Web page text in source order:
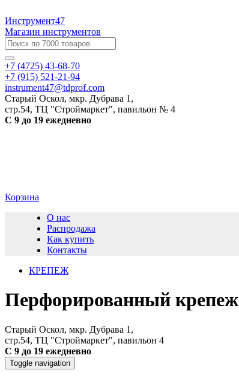
Инструмент47
Магазин инструментов
+7 (4725) 43-68-70
+7 (915) 521-21-94
instrument47@tdprof.com
Старый Оскол, мкр. Дубрава 1,
стр.54, ТЦ "Строймаркет", павильон № 4
С 9 до 19 ежедневно
Корзина
О нас
Распродажа
Как купить
Контакты
КРЕПЕЖ
Перфорированный крепеж
Старый Оскол, мкр. Дубрава 1,
стр.54, ТЦ "Строймаркет", павильон 4
С 9 до 19 ежедневно
Toggle navigation